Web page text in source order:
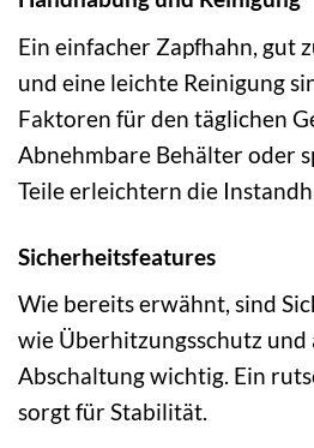
Ein einfacher Zapfhahn, gut
und eine leichte Reinigung
Faktoren für den täglichen
Abnehmbare Behälter oder
Teile erleichtern die
Sicherheitsfeatures
Wie bereits erwähnt, sind
wie Überhitzungsschutz und
Abschaltung wichtig. Ein
sorgt für Stabilität.